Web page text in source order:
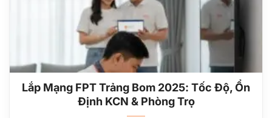
Lắp Mạng FPT Trảng Bom 2025: Tốc Độ, Ổn
Định KCN & Phòng Trọ